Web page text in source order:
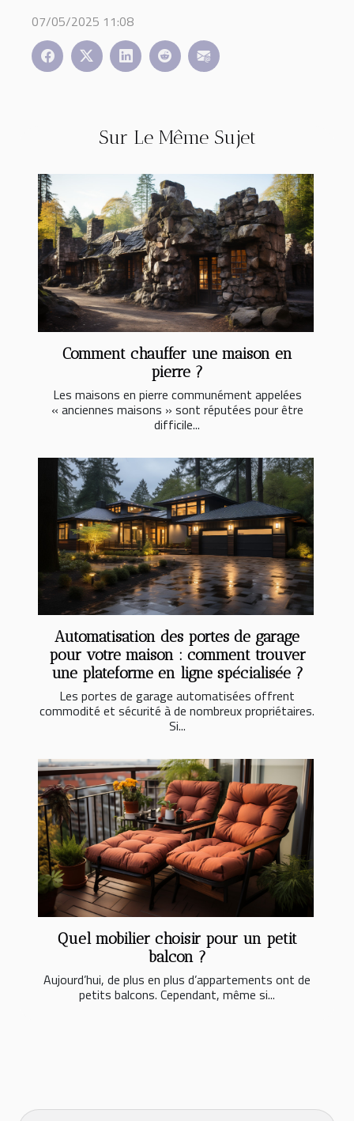
Sur Le Même Sujet
Comment chauffer une maison en
pierre ?
Les maisons en pierre communément appelées
« anciennes maisons » sont réputées pour être
difficile...
Automatisation des portes de garage
pour votre maison : comment trouver
une plateforme en ligne spécialisée ?
Les portes de garage automatisées offrent
commodité et sécurité à de nombreux propriétaires.
Si...
Quel mobilier choisir pour un petit
balcon ?
Aujourd’hui, de plus en plus d’appartements ont de
petits balcons. Cependant, même si...
07/05/2025 11:08